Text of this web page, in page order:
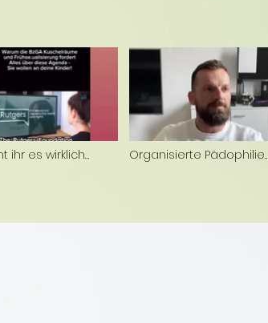
ihr es wirklich
Organisierte Pädophilie